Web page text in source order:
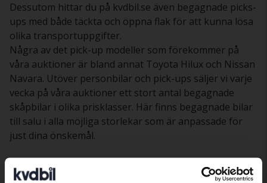
Dessutom hittar du på kvdbil.se även begagnade picks-
ups med både täckta och öppna flak för att kunna lösa
olika transportuppgifter.
Några av det pick-up modeller som förekommer på
våra auktioner är bland annat Toyota Hilux och Nissan
Navara. Utöver personbilar och pick-ups säljer vi varje
vecka på våra auktioner ett stort antal begagnade
skåpbilar i olika prisklasser. Här finns begagnade bilar
till salu i alla möjliga storlekar som är anpassade för
just dina önskemål.
Begagnade bilar till salu i hela Sverige